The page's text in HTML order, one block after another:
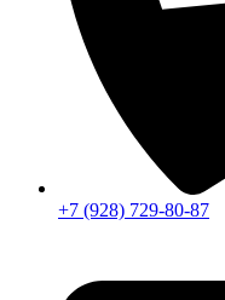
+7 (928) 729-80-87